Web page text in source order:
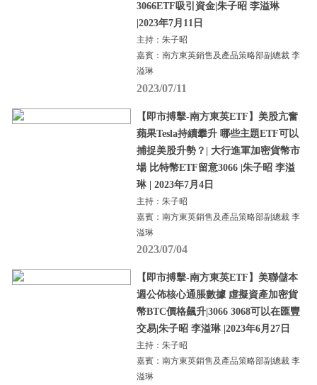
3066ETF吸引資金|朱子昭 李溢琳
|2023年7月11日
主持：朱子昭
嘉賓：南方東英銷售及產品策略部副總裁 李
溢琳
2023/07/11
【即市搏擊-南方東英ETF】美股亢奮
蘋果Tesla持續攀升 哪些主題ETF可以
捕捉美股升勢？| 大行進軍加密貨幣市
場 比特幣ETF留意3066 |朱子昭 李溢
琳 | 2023年7月4日
主持：朱子昭
嘉賓：南方東英銷售及產品策略部副總裁 李
溢琳
2023/07/04
【即市搏擊-南方東英ETF】美聯儲本
週公佈核心通脹數據 虛擬資產加密貨
幣BTC價格飆升|3066 3068可以在匯豐
交易|朱子昭 李溢琳 |2023年6月27日
主持：朱子昭
嘉賓：南方東英銷售及產品策略部副總裁 李
溢琳